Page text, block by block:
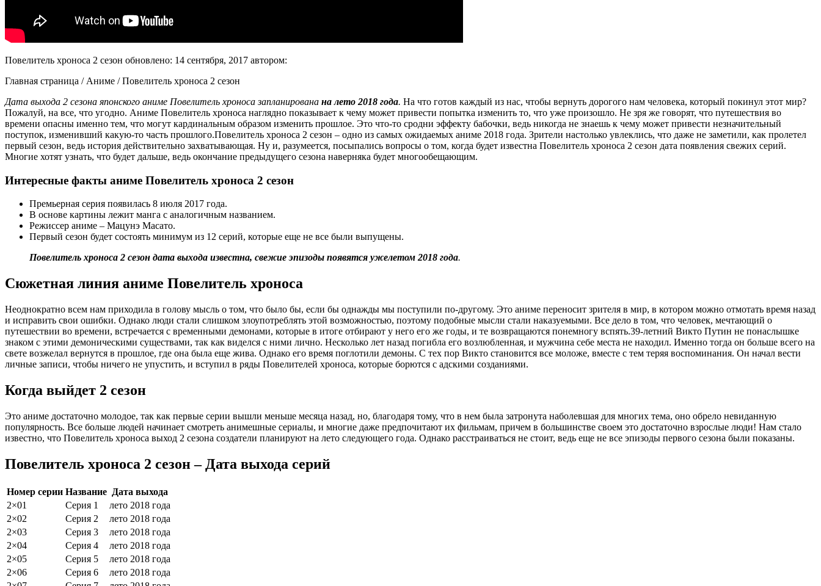
Повелитель хроноса 2 сезон обновлено: 14 сентября, 2017 автором:
Главная страница / Аниме / Повелитель хроноса 2 сезон
Дата выхода 2 сезона японского аниме Повелитель хроноса запланирована на лето 2018 года. На что готов каждый из нас, чтобы вернуть дорогого нам человека, который покинул этот мир?
Пожалуй, на все, что угодно. Аниме Повелитель хроноса наглядно показывает к чему может привести попытка изменить то, что уже произошло. Не зря же говорят, что путешествия во
времени опасны именно тем, что могут кардинальным образом изменить прошлое. Это что-то сродни эффекту бабочки, ведь никогда не знаешь к чему может привести незначительный
поступок, изменивший какую-то часть прошлого.Повелитель хроноса 2 сезон – одно из самых ожидаемых аниме 2018 года. Зрители настолько увлеклись, что даже не заметили, как пролетел
первый сезон, ведь история действительно захватывающая. Ну и, разумеется, посыпались вопросы о том, когда будет известна Повелитель хроноса 2 сезон дата появления свежих серий.
Многие хотят узнать, что будет дальше, ведь окончание предыдущего сезона наверняка будет многообещающим.
Интересные факты аниме Повелитель хроноса 2 сезон
Премьерная серия появилась 8 июля 2017 года.
В основе картины лежит манга с аналогичным названием.
Режиссер аниме – Мацунэ Масато.
Первый сезон будет состоять минимум из 12 серий, которые еще не все были выпущены.
Повелитель хроноса 2 сезон дата выхода известна, свежие эпизоды появятся ужелетом 2018 года.
Сюжетная линия аниме Повелитель хроноса
Неоднократно всем нам приходила в голову мысль о том, что было бы, если бы однажды мы поступили по-другому. Это аниме переносит зрителя в мир, в котором можно отмотать время назад
и исправить свои ошибки. Однако люди стали слишком злоупотреблять этой возможностью, поэтому подобные мысли стали наказуемыми. Все дело в том, что человек, мечтающий о
путешествии во времени, встречается с временными демонами, которые в итоге отбирают у него его же годы, и те возвращаются понемногу вспять.39-летний Викто Путин не понаслышке
знаком с этими демоническими существами, так как виделся с ними лично. Несколько лет назад погибла его возлюбленная, и мужчина себе места не находил. Именно тогда он больше всего на
свете возжелал вернутся в прошлое, где она была еще жива. Однако его время поглотили демоны. С тех пор Викто становится все моложе, вместе с тем теряя воспоминания. Он начал вести
личные записи, чтобы ничего не упустить, и вступил в ряды Повелителей хроноса, которые борются с адскими созданиями.
Когда выйдет 2 сезон
Это аниме достаточно молодое, так как первые серии вышли меньше месяца назад, но, благодаря тому, что в нем была затронута наболевшая для многих тема, оно обрело невиданную
популярность. Все больше людей начинает смотреть анимешные сериалы, и многие даже предпочитают их фильмам, причем в большинстве своем это достаточно взрослые люди! Нам стало
известно, что Повелитель хроноса выход 2 сезона создатели планируют на лето следующего года. Однако расстраиваться не стоит, ведь еще не все эпизоды первого сезона были показаны.
Повелитель хроноса 2 сезон – Дата выхода серий
Номер серии Название Дата выхода
2×01
Серия 1
лето 2018 года
2×02
Серия 2
лето 2018 года
2×03
Серия 3
лето 2018 года
2×04
Серия 4
лето 2018 года
2×05
Серия 5
лето 2018 года
2×06
Серия 6
лето 2018 года